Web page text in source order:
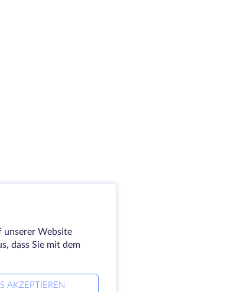
unserer Website
dass Sie mit dem
AKZEPTIEREN